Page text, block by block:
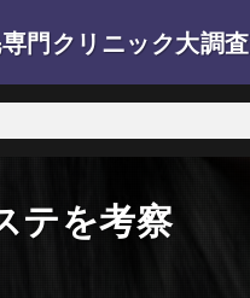
門クリニック大調査
テを考察